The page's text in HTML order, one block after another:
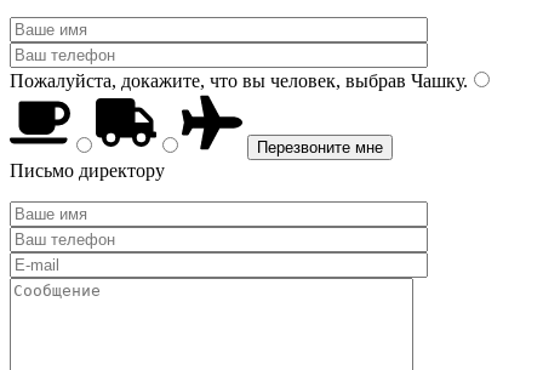
Пожалуйста, докажите, что вы человек, выбрав Чашку.
Письмо директору